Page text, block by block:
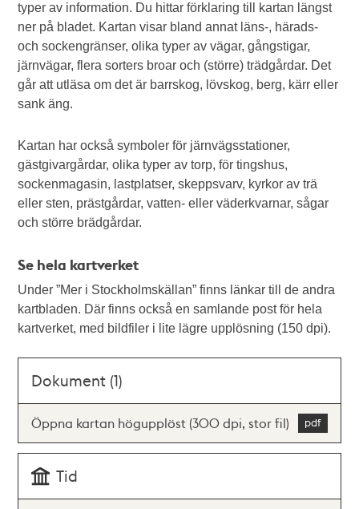
typer av information. Du hittar förklaring till kartan längst
ner på bladet. Kartan visar bland annat läns-, härads-
och sockengränser, olika typer av vägar, gångstigar,
järnvägar, flera sorters broar och (större) trädgårdar. Det
går att utläsa om det är barrskog, lövskog, berg, kärr eller
sank äng.
Kartan har också symboler för järnvägsstationer,
gästgivargårdar, olika typer av torp, för tingshus,
sockenmagasin, lastplatser, skeppsvarv, kyrkor av trä
eller sten, prästgårdar, vatten- eller väderkvarnar, sågar
och större brädgårdar.
Se hela kartverket
Under ”Mer i Stockholmskällan” finns länkar till de andra
kartbladen. Där finns också en samlande post för hela
kartverket, med bildfiler i lite lägre upplösning (150 dpi).
Dokument (1)
Öppna kartan högupplöst (300 dpi, stor fil)
Tid